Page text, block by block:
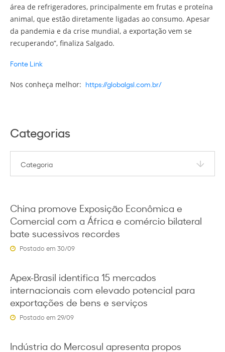
área de refrigeradores, principalmente em frutas e proteína
animal, que estão diretamente ligadas ao consumo. Apesar
da pandemia e da crise mundial, a exportação vem se
recuperando”, finaliza Salgado.
Fonte Link
Nos conheça melhor: https://globalgsl.com.br/
Categorias
China promove Exposição Econômica e
Comercial com a África e comércio bilateral
bate sucessivos recordes
Postado em 30/09
Apex-Brasil identifica 15 mercados
internacionais com elevado potencial para
exportações de bens e serviços
Postado em 29/09
Indústria do Mercosul apresenta propos